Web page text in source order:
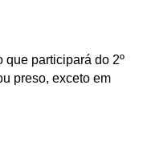
que participará do 2º
preso, exceto em